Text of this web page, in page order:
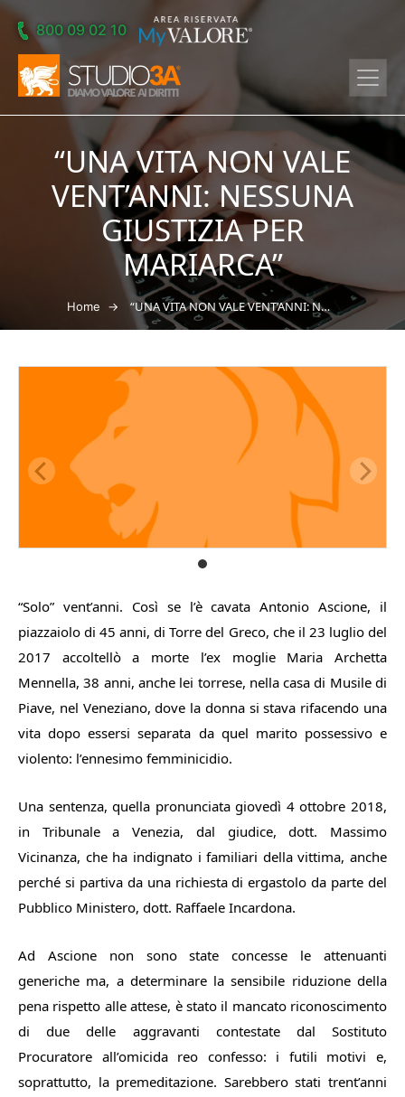
Skip to main content
800 09 02 10
“UNA VITA NON VALE
VENT’ANNI: NESSUNA
GIUSTIZIA PER
MARIARCA”
Home → “UNA VITA NON VALE VENT’ANNI: NESSUNA GIUSTIZIA PER MARIARCA”
“Solo” vent’anni. Così se l’è cavata Antonio Ascione, il
piazzaiolo di 45 anni, di Torre del Greco, che il 23 luglio del
2017 accoltellò a morte l’ex moglie Maria Archetta
Mennella, 38 anni, anche lei torrese, nella casa di Musile di
Piave, nel Veneziano, dove la donna si stava rifacendo una
vita dopo essersi separata da quel marito possessivo e
violento: l’ennesimo femminicidio.
Una sentenza, quella pronunciata giovedì 4 ottobre 2018,
in Tribunale a Venezia, dal giudice, dott. Massimo
Vicinanza, che ha indignato i familiari della vittima, anche
perché si partiva da una richiesta di ergastolo da parte del
Pubblico Ministero, dott. Raffaele Incardona.
Ad Ascione non sono state concesse le attenuanti
generiche ma, a determinare la sensibile riduzione della
pena rispetto alle attese, è stato il mancato riconoscimento
di due delle aggravanti contestate dal Sostituto
Procuratore all’omicida reo confesso: i futili motivi e,
soprattutto, la premeditazione. Sarebbero stati trent’anni